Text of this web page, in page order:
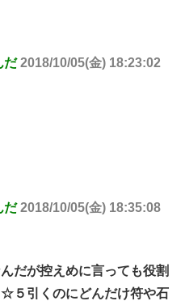
だ 2018/10/05(金) 18:23:02
だ 2018/10/05(金) 18:35:08
だが控えめに言っても役割
５引くのにどんだけ符や石